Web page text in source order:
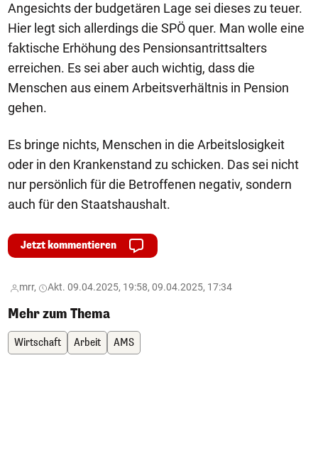
Angesichts der budgetären Lage sei dieses zu teuer.
Hier legt sich allerdings die SPÖ quer. Man wolle eine
faktische Erhöhung des Pensionsantrittsalters
erreichen. Es sei aber auch wichtig, dass die
Menschen aus einem Arbeitsverhältnis in Pension
gehen.
Es bringe nichts, Menschen in die Arbeitslosigkeit
oder in den Krankenstand zu schicken. Das sei nicht
nur persönlich für die Betroffenen negativ, sondern
auch für den Staatshaushalt.
Jetzt kommentieren
mrr, Akt. 09.04.2025, 19:58, 09.04.2025, 17:34
Mehr zum Thema
Wirtschaft Arbeit AMS